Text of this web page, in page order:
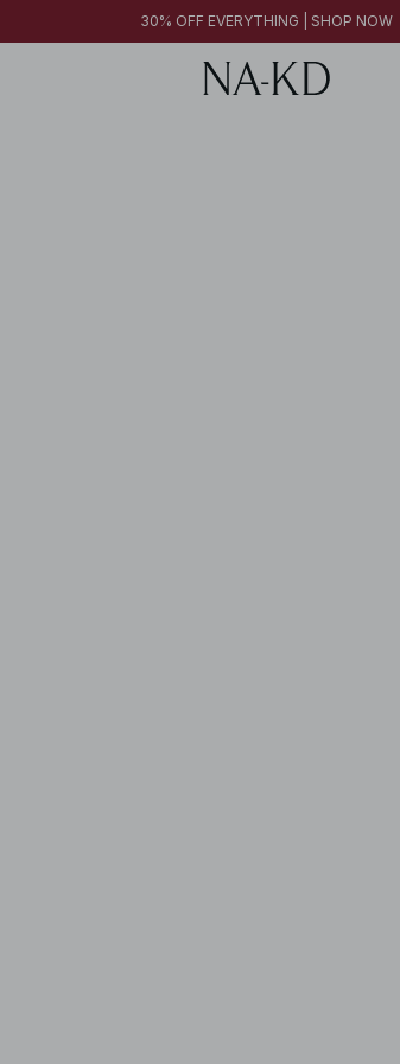
30% OFF EVERYTHING | SHOP NOW